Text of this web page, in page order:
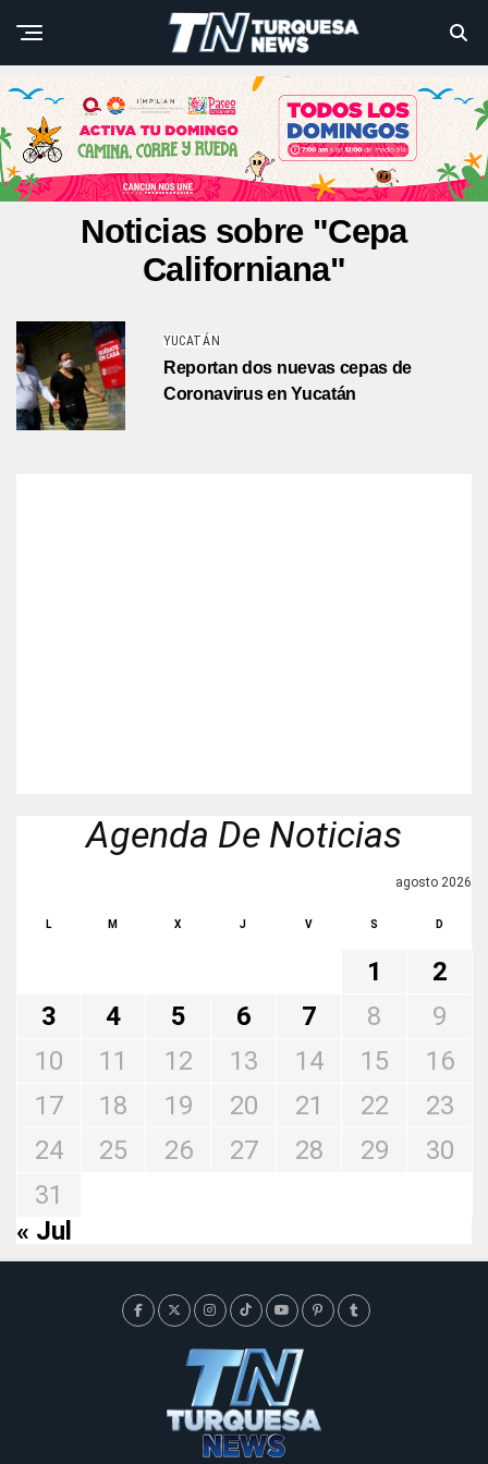
Noticias sobre "Cepa
Californiana"
YUCATÁN
Reportan dos nuevas cepas de
Coronavirus en Yucatán
Agenda De Noticias
agosto 2026
L M X J V S D
1
2
3
4 5 6 7 8
9
10
11 12 13 14 15
16
17
18 19 20 21 22
23
24
25 26 27 28 29
30
31
« Jul